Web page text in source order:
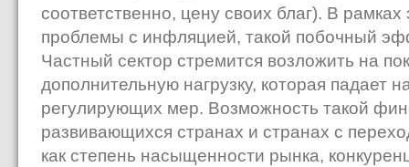
соответственно, цену своих благ). В
проблемы с инфляцией, такой побочный
Частный сектор стремится возложить на
дополнительную нагрузку, которая падает
регулирующих мер. Возможность такой
развивающихся странах и странах с
как степень насыщенности рынка,